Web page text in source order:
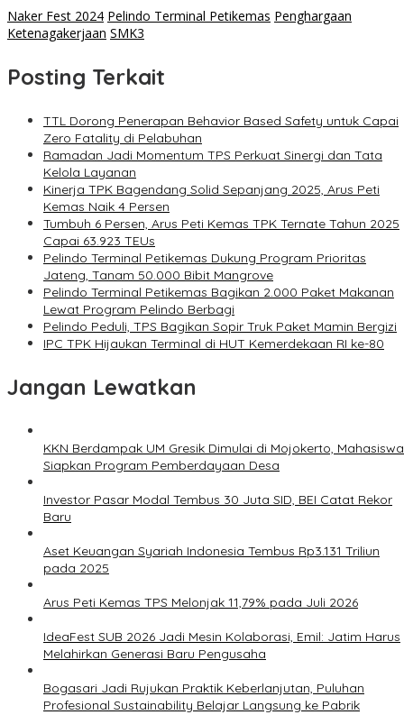
Naker Fest 2024 Pelindo Terminal Petikemas Penghargaan
Ketenagakerjaan SMK3
Posting Terkait
TTL Dorong Penerapan Behavior Based Safety untuk Capai
Zero Fatality di Pelabuhan
Ramadan Jadi Momentum TPS Perkuat Sinergi dan Tata
Kelola Layanan
Kinerja TPK Bagendang Solid Sepanjang 2025, Arus Peti
Kemas Naik 4 Persen
Tumbuh 6 Persen, Arus Peti Kemas TPK Ternate Tahun 2025
Capai 63.923 TEUs
Pelindo Terminal Petikemas Dukung Program Prioritas
Jateng, Tanam 50.000 Bibit Mangrove
Pelindo Terminal Petikemas Bagikan 2.000 Paket Makanan
Lewat Program Pelindo Berbagi
Pelindo Peduli, TPS Bagikan Sopir Truk Paket Mamin Bergizi
IPC TPK Hijaukan Terminal di HUT Kemerdekaan RI ke-80
Jangan Lewatkan
KKN Berdampak UM Gresik Dimulai di Mojokerto, Mahasiswa
Siapkan Program Pemberdayaan Desa
Investor Pasar Modal Tembus 30 Juta SID, BEI Catat Rekor
Baru
Aset Keuangan Syariah Indonesia Tembus Rp3.131 Triliun
pada 2025
Arus Peti Kemas TPS Melonjak 11,79% pada Juli 2026
IdeaFest SUB 2026 Jadi Mesin Kolaborasi, Emil: Jatim Harus
Melahirkan Generasi Baru Pengusaha
Bogasari Jadi Rujukan Praktik Keberlanjutan, Puluhan
Profesional Sustainability Belajar Langsung ke Pabrik